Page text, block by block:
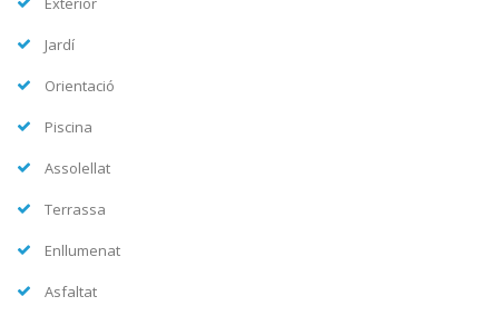
Jardí
Orientació
Piscina
Assolellat
Terrassa
Enllumenat
Asfaltat